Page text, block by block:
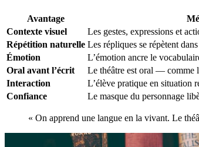
Avantage
Contexte visuel
Les gestes, expressions et
Répétition naturelle Les répliques se répètent
Émotion
L’émotion ancre le
Oral avant l’écrit
Le théâtre est oral — comme
Interaction
L’élève pratique en situation
Confiance
Le masque du personnage
« On apprend une langue en la vivant. Le